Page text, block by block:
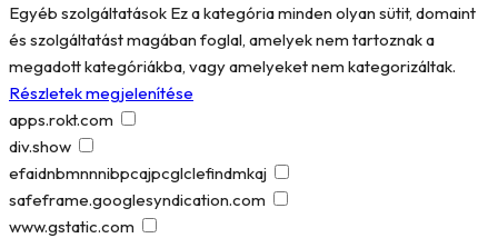
Egyéb szolgáltatások Ez a kategória minden olyan sütit, domaint
és szolgáltatást magában foglal, amelyek nem tartoznak a
megadott kategóriákba, vagy amelyeket nem kategorizáltak.
Részletek megjelenítése
apps.rokt.com
div.show
efaidnbmnnnibpcajpcglclefindmkaj
safeframe.googlesyndication.com
www.gstatic.com